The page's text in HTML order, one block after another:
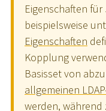
Eigenschaften für
beispielsweise
Eigenschaften
Kopplung
Basisset von
allgemeinen
werden, während